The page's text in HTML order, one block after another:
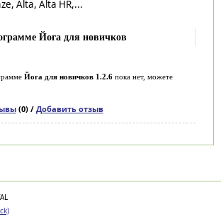
Alta, Alta HR,...
Йога для новичков
Йога для новичков 1.2.6пока нет, можете
(0) / Добавить отзыв